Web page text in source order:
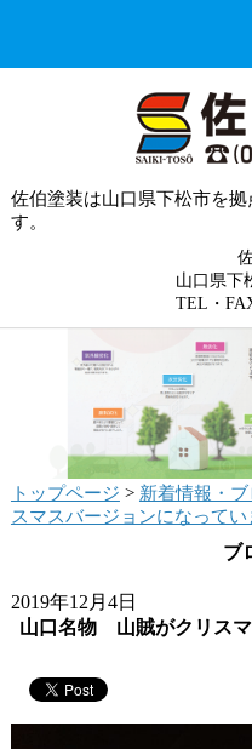
佐伯塗装は山口県下松市を
す。
山口県下
TEL・
トップページ > 新着情報・
スマスバージョンになってい
ブ
2019年12月4日
山口名物 山賊がクリスマ